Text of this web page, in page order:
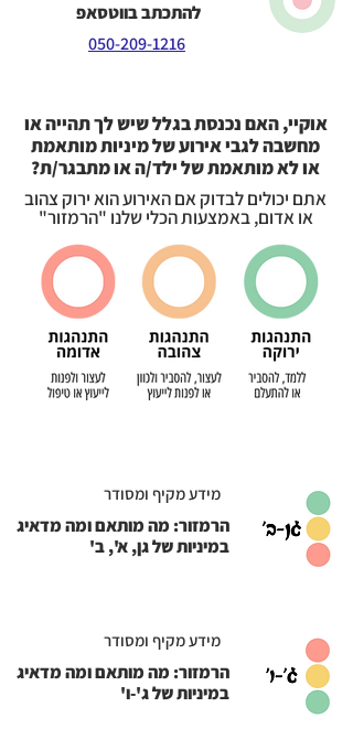
להתכתב בווטסאפ
050-209-1216
אוקיי, האם נכנסת בגלל שיש לך תהייה או
מחשבה לגבי אירוע של מיניות מותאמת
או לא מותאמת של ילד/ה או מתבגר/ת?
אתם יכולים לבדוק אם האירוע הוא ירוק צהוב
או אדום, באמצעות הכלי שלנו "הרמזור"
מידע מקיף ומסודר
הרמזור: מה מותאם ומה מדאיג
במיניות של גן, א', ב'
מידע מקיף ומסודר
הרמזור: מה מותאם ומה מדאיג
במיניות של ג'-ו'